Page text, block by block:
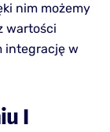
nim możemy
wartości
integrację w
I